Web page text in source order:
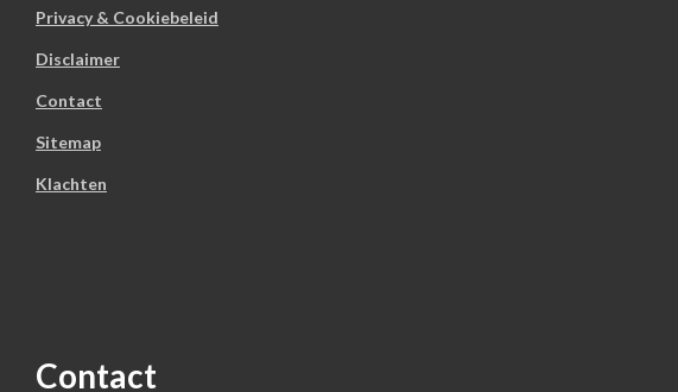
Privacy & Cookiebeleid
Disclaimer
Contact
Sitemap
Klachten
Contact